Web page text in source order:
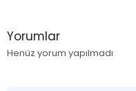
Yorumlar
Henüz yorum yapılmadı